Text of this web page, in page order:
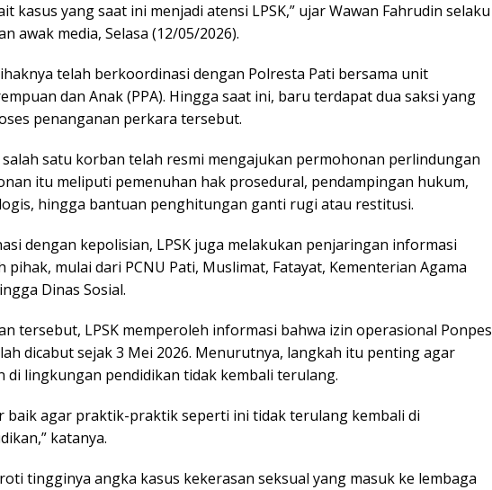
kasus yang saat ini menjadi atensi LPSK,” ujar Wawan Fahrudin selaku
awak media, Selasa (12/05/2026).
telah berkoordinasi dengan Polresta Pati bersama unit
dan Anak (PPA). Hingga saat ini, baru terdapat dua saksi yang
penanganan perkara tersebut.
satu korban telah resmi mengajukan permohonan perlindungan
itu meliputi pemenuhan hak prosedural, pendampingan hukum,
hingga bantuan penghitungan ganti rugi atau restitusi.
dengan kepolisian, LPSK juga melakukan penjaringan informasi
pihak, mulai dari PCNU Pati, Muslimat, Fatayat, Kementerian Agama
Dinas Sosial.
tersebut, LPSK memperoleh informasi bahwa izin operasional Ponpes
dicabut sejak 3 Mei 2026. Menurutnya, langkah itu penting agar
di lingkungan pendidikan tidak kembali terulang.
baik agar praktik-praktik seperti ini tidak terulang kembali di
katanya.
tingginya angka kasus kekerasan seksual yang masuk ke lembaga